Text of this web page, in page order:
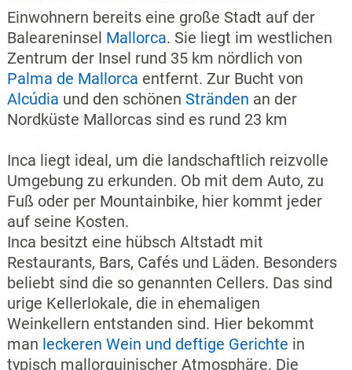
Einwohnern bereits eine große Stadt auf der
Baleareninsel Mallorca. Sie liegt im westlichen
Zentrum der Insel rund 35 km nördlich von
Palma de Mallorca entfernt. Zur Bucht von
Alcúdia und den schönen Stränden an der
Nordküste Mallorcas sind es rund 23 km
Inca liegt ideal, um die landschaftlich reizvolle
Umgebung zu erkunden. Ob mit dem Auto, zu
Fuß oder per Mountainbike, hier kommt jeder
auf seine Kosten.
Inca besitzt eine hübsch Altstadt mit
Restaurants, Bars, Cafés und Läden. Besonders
beliebt sind die so genannten Cellers. Das sind
urige Kellerlokale, die in ehemaligen
Weinkellern entstanden sind. Hier bekommt
man leckeren Wein und deftige Gerichte in
typisch mallorquinischer Atmosphäre. Die